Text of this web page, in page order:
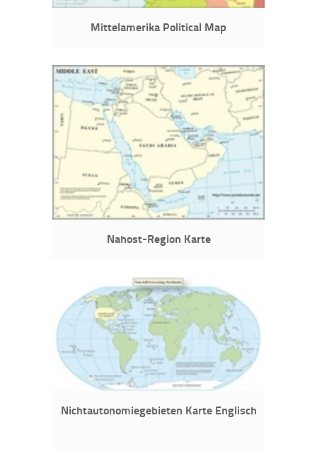
Mittelamerika Political Map
Nahost-Region Karte
Nichtautonomiegebieten Karte Englisch